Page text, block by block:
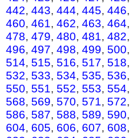
442, 443, 444, 445, 446,
460, 461, 462, 463, 464,
478, 479, 480, 481, 482,
496, 497, 498, 499, 500,
514, 515, 516, 517, 518,
532, 533, 534, 535, 536,
550, 551, 552, 553, 554,
568, 569, 570, 571, 572,
586, 587, 588, 589, 590,
604, 605, 606, 607, 608,